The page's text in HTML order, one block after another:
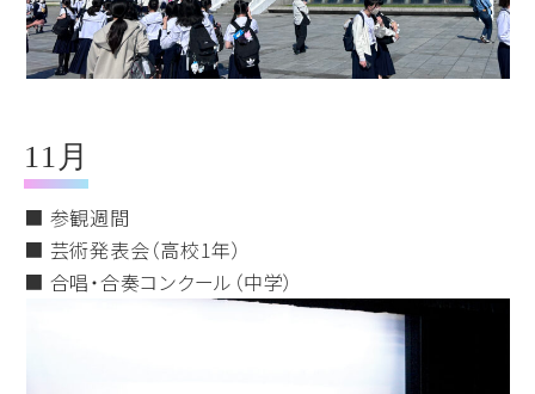
11月
■ 参観週間
■ 芸術発表会（高校1年）
■ 合唱・合奏コンクール（中学）